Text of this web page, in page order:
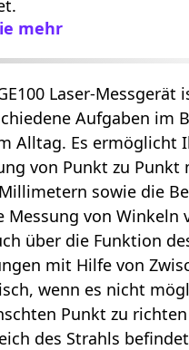
mehr
Laser-Messgerät
Aufgaben im
Alltag. Es ermöglicht
von Punkt zu Punkt
sowie die
Messung von Winkeln
über die Funktion
mit Hilfe von
wenn es nicht
Punkt zu
des Strahls